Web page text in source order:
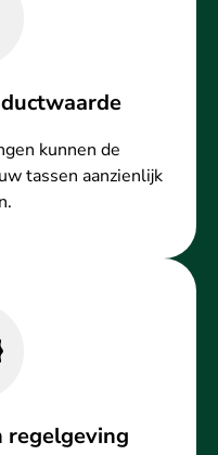
kunnen de
tassen aanzienlijk
regelgeving